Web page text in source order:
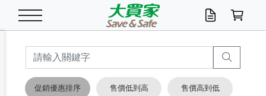
米/五穀/濃湯 米/糙米
食用油
包麵
魚罐
休閒零嘴 初一十五拜拜懶
餅乾
糖果/蜜餞/果凍
茶飲料
養生保健/常備品 雞精/飲品
奶粉
綠茶
即溶咖啡
沐浴乳香皂 沐浴乳
洗髮/護髮
牙 刷
潔顏產品
臉部保養
鍋具/飲水/廚房 鍋具/餐具
掃除/清潔用具
寢具/家具
寵物食品
衛生紙/濕巾 抽取衛生紙/濕巾
洗衣精
廚房/餐具清潔
衛生棉
箱購免運區
廚房家電 料理鍋具
除濕/清淨機
除塵家電
電腦周邊
文具/辦公用品 文具用品
機車/腳踏車百貨
戶外/休閒用品
服飾內著
冷凍免運 生鮮食品
食品免運
季節活動
促銷優惠排序 售價低到高 售價高到低